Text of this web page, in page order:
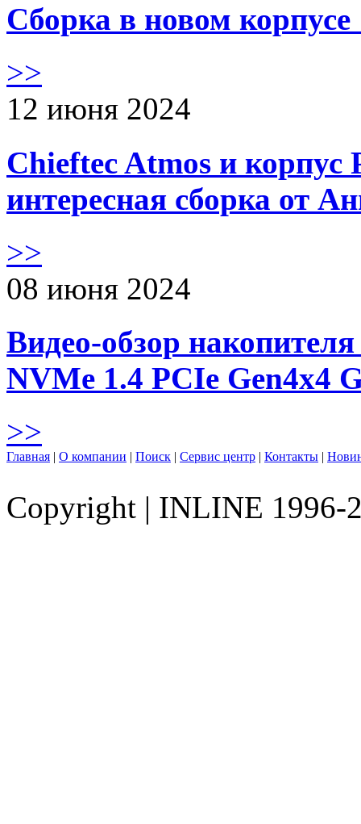
Сборка в новом
>>
12 июня 2024
Chieftec Atmos и корпус
интересная сборка от
>>
08 июня 2024
Видео-обзор
NVMe 1.4 PCIe Gen4х4
>>
Главная | О компании | Поиск | Сервис центр | Контакты |
Copyright | INLINE 1996-